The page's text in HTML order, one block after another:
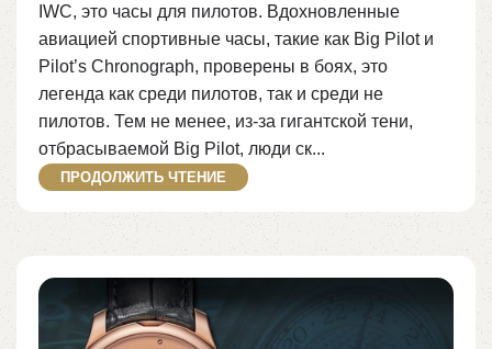
IWC, это часы для пилотов. Вдохновленные
авиацией спортивные часы, такие как Big Pilot и
Pilot’s Chronograph, проверены в боях, это
легенда как среди пилотов, так и среди не
пилотов. Тем не менее, из-за гигантской тени,
отбрасываемой Big Pilot, люди ск...
ПРОДОЛЖИТЬ ЧТЕНИЕ